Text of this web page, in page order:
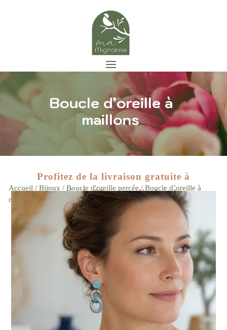
Boucle d’oreille à
maillons
Profitez de la livraison gratuite à
partir de 89 euros d'achat !
Accueil /Bijoux /Boucle d'oreille percée/ Boucle d’oreille à
maillons